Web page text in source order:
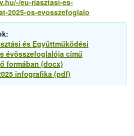
2025-os-evosszefoglalo
és Együttműködési
évösszefoglalója című
formában (docx)
infografika (pdf)